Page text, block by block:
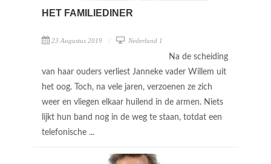
HET FAMILIEDINER
23 Augustus 2019 Nederland 1
Na de scheiding
van haar ouders verliest Janneke vader Willem uit
het oog. Toch, na vele jaren, verzoenen ze zich
weer en vliegen elkaar huilend in de armen. Niets
lijkt hun band nog in de weg te staan, totdat een
telefonische ...